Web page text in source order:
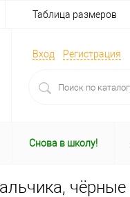
Таблица размеров
Вход Регистрация
Снова в школу!
чёрные